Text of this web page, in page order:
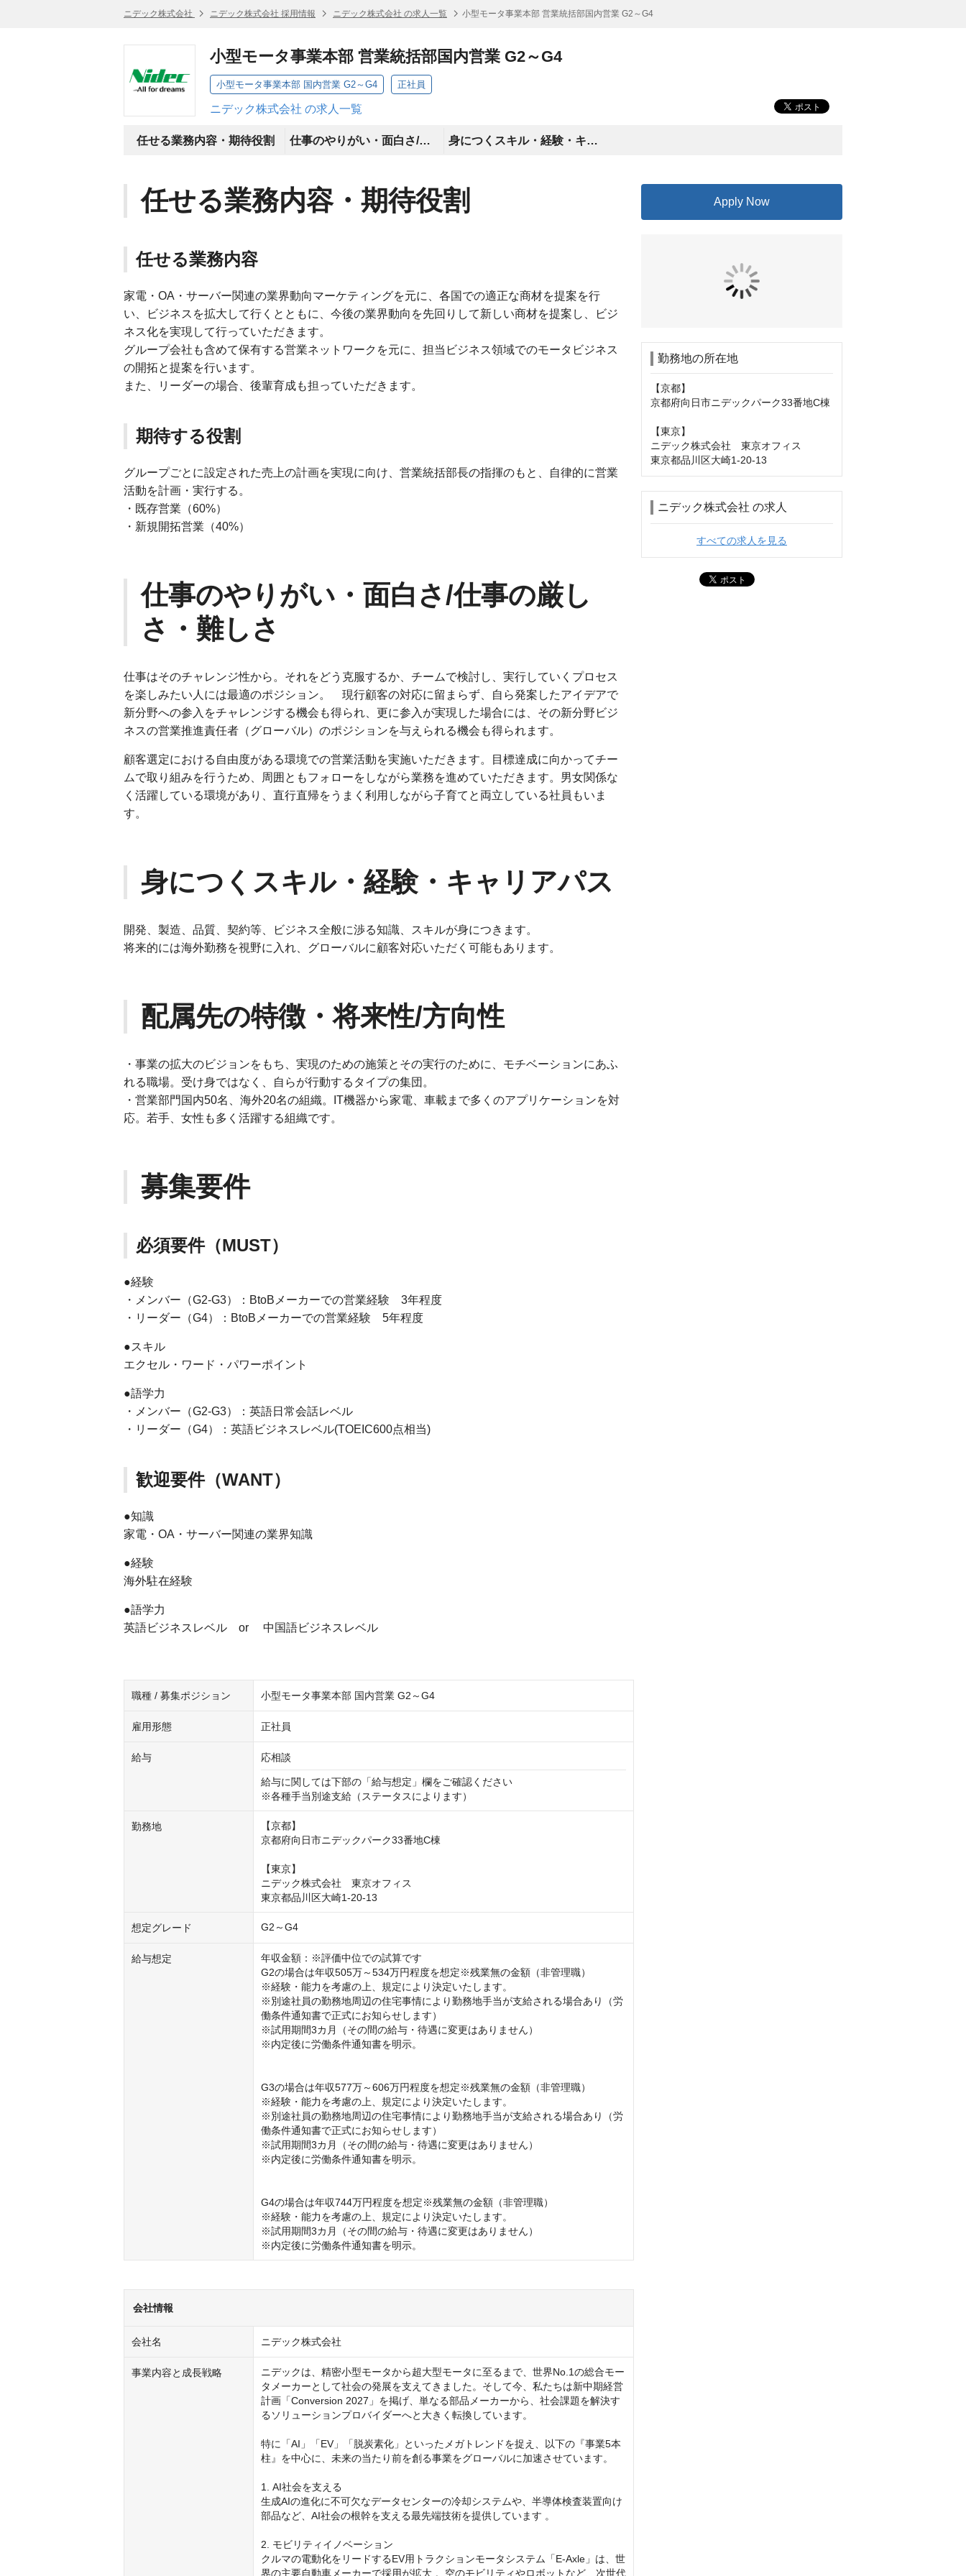
ニデック株式会社 ニデック株式会社 採用情報 ニデック株式会社 の求人一覧 小型モータ事業本部 営業統括部国内営業 G2～G4
小型モータ事業本部 営業統括部国内営業 G2～G4
小型モータ事業本部 国内営業 G2～G4 正社員
ニデック株式会社 の求人一覧
任せる業務内容・期待役割 仕事のやりがい・面白さ/仕事の厳しさ・難しさ 身につくスキル・経験・キャリアパス
任せる業務内容・期待役割
任せる業務内容
家電・OA・サーバー関連の業界動向マーケティングを元に、各国での適正な商材を提案を行
い、ビジネスを拡大して行くとともに、今後の業界動向を先回りして新しい商材を提案し、ビジ
ネス化を実現して行っていただきます。
グループ会社も含めて保有する営業ネットワークを元に、担当ビジネス領域でのモータビジネス
の開拓と提案を行います。
また、リーダーの場合、後輩育成も担っていただきます。
期待する役割
グループごとに設定された売上の計画を実現に向け、営業統括部長の指揮のもと、自律的に営業
活動を計画・実行する。
・既存営業（60%）
・新規開拓営業（40%）
仕事のやりがい・面白さ/仕事の厳し
さ・難しさ
仕事はそのチャレンジ性から。それをどう克服するか、チームで検討し、実行していくプロセス
を楽しみたい人には最適のポジション。 現行顧客の対応に留まらず、自ら発案したアイデアで
新分野への参入をチャレンジする機会も得られ、更に参入が実現した場合には、その新分野ビジ
ネスの営業推進責任者（グローバル）のポジションを与えられる機会も得られます。
顧客選定における自由度がある環境での営業活動を実施いただきます。目標達成に向かってチー
ムで取り組みを行うため、周囲ともフォローをしながら業務を進めていただきます。男女関係な
く活躍している環境があり、直行直帰をうまく利用しながら子育てと両立している社員もいま
す。
身につくスキル・経験・キャリアパス
開発、製造、品質、契約等、ビジネス全般に渉る知識、スキルが身につきます。
将来的には海外勤務を視野に入れ、グローバルに顧客対応いただく可能もあります。
配属先の特徴・将来性/方向性
・事業の拡大のビジョンをもち、実現のための施策とその実行のために、モチベーションにあふ
れる職場。受け身ではなく、自らが行動するタイプの集団。
・営業部門国内50名、海外20名の組織。IT機器から家電、車載まで多くのアプリケーションを対
応。若手、女性も多く活躍する組織です。
募集要件
必須要件（MUST）
●経験
・メンバー（G2-G3）：BtoBメーカーでの営業経験 3年程度
・リーダー（G4）：BtoBメーカーでの営業経験 5年程度
●スキル
エクセル・ワード・パワーポイント
●語学力
・メンバー（G2-G3）：英語日常会話レベル
・リーダー（G4）：英語ビジネスレベル(TOEIC600点相当)
歓迎要件（WANT）
●知識
家電・OA・サーバー関連の業界知識
●経験
海外駐在経験
●語学力
英語ビジネスレベル or 中国語ビジネスレベル
職種 / 募集ポジション 小型モータ事業本部 国内営業 G2～G4
雇用形態 正社員
給与 応相談
給与に関しては下部の「給与想定」欄をご確認ください
※各種手当別途支給（ステータスによります）
勤務地
【京都】
​京都府向日市ニデックパーク33番地C棟
【東京】
ニデック株式会社　東京オフィス
東京都品川区大崎1-20-13
想定グレード G2～G4
給与想定
年収金額：※評価中位での試算です
G2の場合は年収505万～534万円程度を想定※残業無の金額（非管理職）
※経験・能力を考慮の上、規定により決定いたします。
※別途社員の勤務地周辺の住宅事情により勤務地手当が支給される場合あり（労
働条件通知書で正式にお知らせします）
※試用期間3カ月（その間の給与・待遇に変更はありません）
※内定後に労働条件通知書を明示。
G3の場合は年収577万～606万円程度を想定※残業無の金額（非管理職）
※経験・能力を考慮の上、規定により決定いたします。
※別途社員の勤務地周辺の住宅事情により勤務地手当が支給される場合あり（労
働条件通知書で正式にお知らせします）
※試用期間3カ月（その間の給与・待遇に変更はありません）
※内定後に労働条件通知書を明示。
G4の場合は年収744万円程度を想定※残業無の金額（非管理職）
※経験・能力を考慮の上、規定により決定いたします。
※試用期間3カ月（その間の給与・待遇に変更はありません）
※内定後に労働条件通知書を明示。
会社情報
会社名 ニデック株式会社
事業内容と成長戦略
ニデックは、精密小型モータから超大型モータに至るまで、世界No.1の総合モー
タメーカーとして社会の発展を支えてきました。そして今、私たちは新中期経営
計画「Conversion 2027」を掲げ、単なる部品メーカーから、社会課題を解決す
るソリューションプロバイダーへと大きく転換しています。
特に「AI」「EV」「脱炭素化」といったメガトレンドを捉え、以下の『事業5本
柱』を中心に、未来の当たり前を創る事業をグローバルに加速させています。
1. AI社会を支える
生成AIの進化に不可欠なデータセンターの冷却システムや、半導体検査装置向け
部品など、AI社会の根幹を支える最先端技術を提供しています 。
2. モビリティイノベーション
クルマの電動化をリードするEV用トラクションモータシステム「E-Axle」は、世
界の主要自動車メーカーで採用が拡大 。空のモビリティやロボットなど、次世代
Apply Now
勤務地の所在地
【京都】
​京都府向日市ニデックパーク33番地C棟
【東京】
ニデック株式会社　東京オフィス
東京都品川区大崎1-20-13
ニデック株式会社 の求人
すべての求人を見る